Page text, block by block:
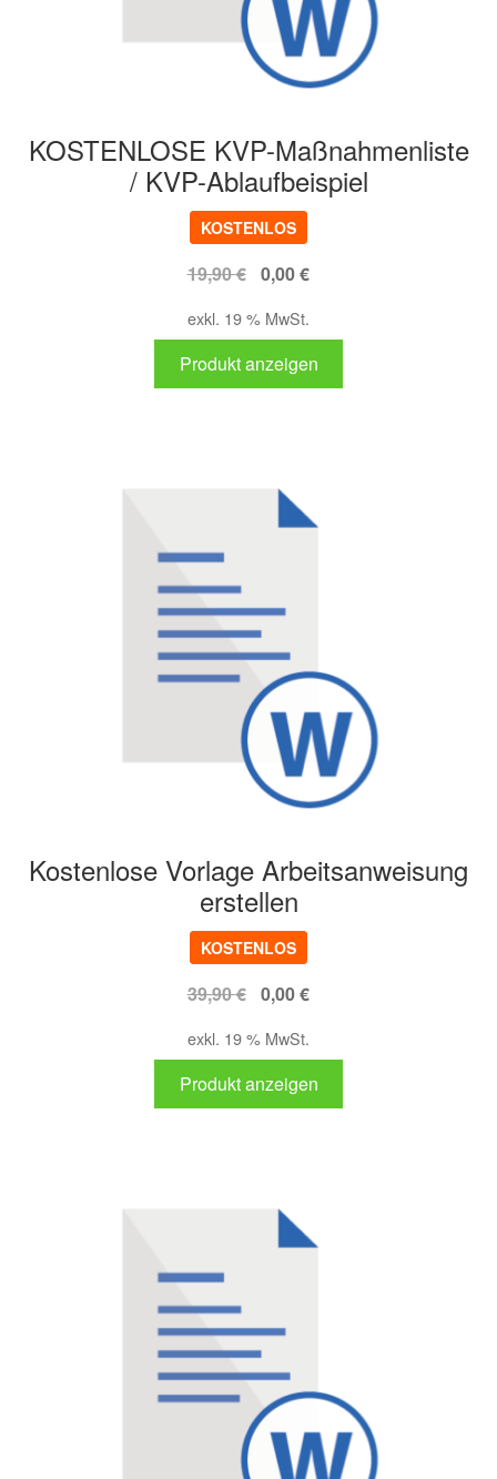
KOSTENLOSE KVP-Maßnahmenliste
/ KVP-Ablaufbeispiel
KOSTENLOS
19,90€ Ursprünglicher
war:
19,90 €
0,00€Aktueller
0,00 €.
exkl. 19 % MwSt.
Produkt anzeigen
Kostenlose Vorlage Arbeitsanweisung
erstellen
KOSTENLOS
39,90€ Ursprünglicher
war:
39,90 €
0,00€Aktueller
0,00 €.
exkl. 19 % MwSt.
Produkt anzeigen